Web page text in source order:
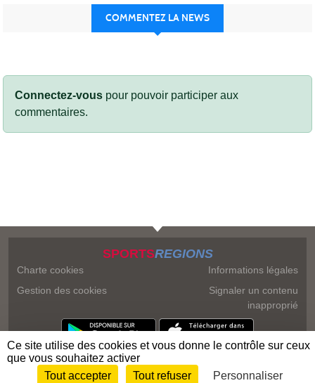
COMMENTEZ LA NEWS
Connectez-vous pour pouvoir participer aux
commentaires.
SPORTSREGIONS
Charte cookies
Gestion des cookies
Informations légales
Signaler un contenu
inapproprié
Envie de participer ? Connexion
Ce site utilise des cookies et vous donne le contrôle sur ceux
que vous souhaitez activer
Tout accepter
Tout refuser Personnaliser